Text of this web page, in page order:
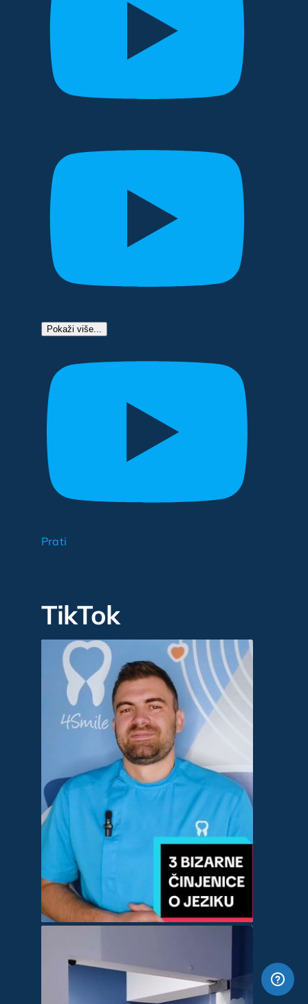
Pokaži više...
Prati
TikTok